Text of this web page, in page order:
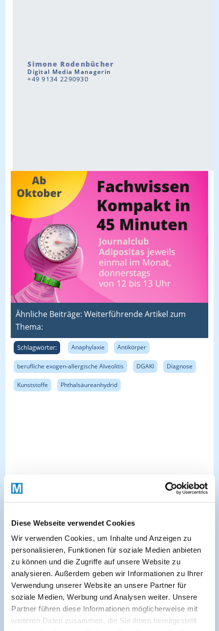
Diese Webseite verwendet Cookies
Wir verwenden Cookies, um Inhalte und Anzeigen zu
personalisieren, Funktionen für soziale Medien anbieten
zu können und die Zugriffe auf unsere Website zu
analysieren. Außerdem geben wir Informationen zu Ihrer
Verwendung unserer Website an unsere Partner für
soziale Medien, Werbung und Analysen weiter. Unsere
Partner führen diese Informationen möglicherweise mit
weiteren Daten zusammen, die Sie ihnen bereitgestellt
Simone Rodenbücher
Digital Media Managerin
+49 9134 2290930
Ähnliche Beiträge: Weiterführende Artikel zum
Thema:
Schlagwörter: Anaphylaxie Antikörper
berufliche exogen-allergische Alveolitis DGAKI Diagnose
Kunststoffe Phthalsäureanhydrid